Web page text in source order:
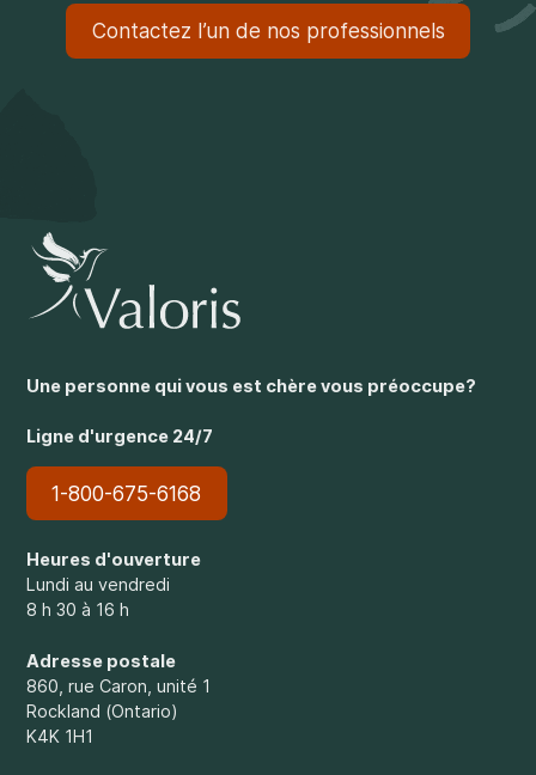
Contactez l’un de nos professionnels
Une personne qui vous est chère vous préoccupe?
Ligne d'urgence 24/7
1-800-675-6168
Heures d'ouverture
Lundi au vendredi
8 h 30 à 16 h
Adresse postale
860, rue Caron, unité 1
Rockland (Ontario)
K4K 1H1